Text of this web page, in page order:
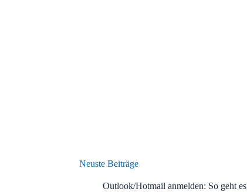
Neuste Beiträge
Outlook/Hotmail anmelden: So geht es